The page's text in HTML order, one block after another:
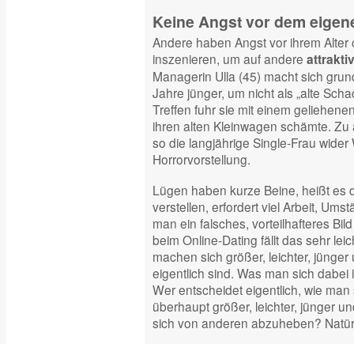
Keine Angst vor dem
Andere haben Angst vor ihrem
inszenieren, um auf andere
Managerin Ulla (45) macht sich
Jahre jünger, um nicht als „alte
Treffen fuhr sie mit einem
ihren alten Kleinwagen schämte.
so die langjährige Single-Frau wider
Horrorvorstellung.
Lügen haben kurze Beine, heißt es
verstellen, erfordert viel Arbeit,
man ein falsches, vorteilhafteres
beim Online-Dating fällt das sehr
machen sich größer, leichter,
eigentlich sind. Was man sich
Wer entscheidet eigentlich, wie
überhaupt größer, leichter, jünger
sich von anderen abzuheben?